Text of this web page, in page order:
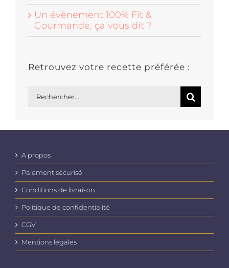
Un évènement 100% Fit &
Gourmande, ça vous dit ?
Retrouvez votre recette préférée :
A propos
Paiement sécurisé
Conditions de livraison
Politique de confidentialité
CGV
Mentions légales